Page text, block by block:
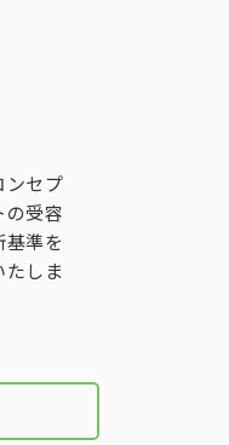
ンセプ
の受容
準を
たしま